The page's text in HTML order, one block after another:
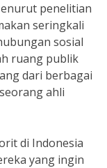
penelitian
seringkali
sosial
ruang publik
dari berbagai
ahli
di Indonesia
yang ingin